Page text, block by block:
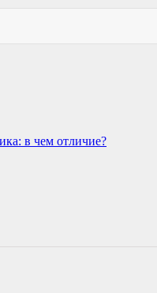
в чем отличие?